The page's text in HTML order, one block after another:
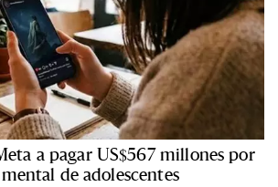
a pagar US$567 millones por
de adolescentes